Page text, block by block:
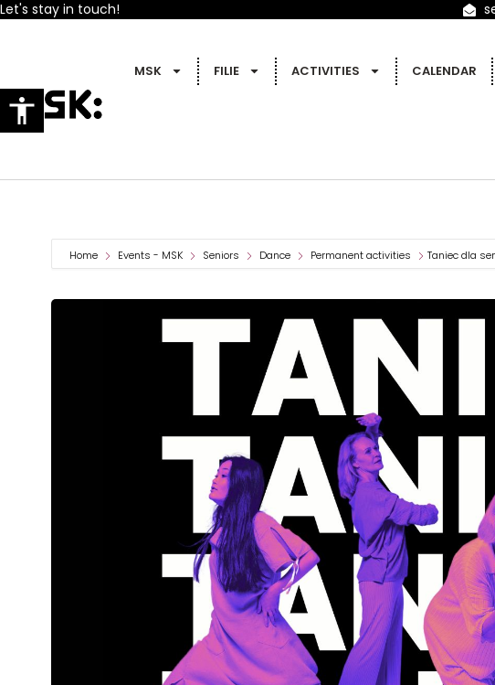
Let's stay in touch!
MSK FILIE ACTIVITIES CALENDAR
Home Events - MSK Seniors Dance Permanent activities Taniec dla